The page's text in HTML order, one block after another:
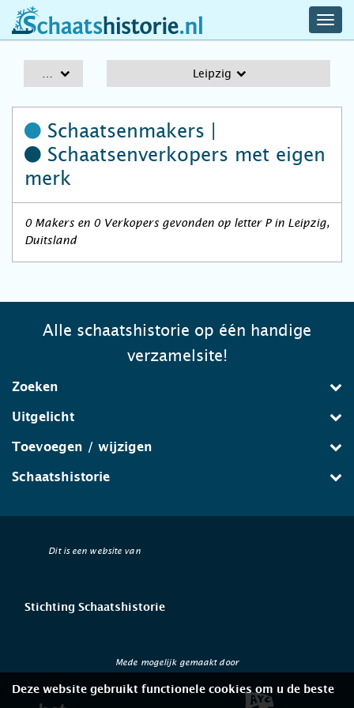
schaatshistorie.nl
Leipzig
Schaatsenmakers |
Schaatsenverkopers met eigen
merk
0 Makers en 0 Verkopers gevonden op letter P in Leipzig,
Duitsland
Alle schaatshistorie op één handige
verzamelsite!
Zoeken
Uitgelicht
Toevoegen / wijzigen
Schaatshistorie
Dit is een website van
Stichting Schaatshistorie
Mede mogelijk gemaakt door
Deze website gebruikt functionele cookies om u de beste